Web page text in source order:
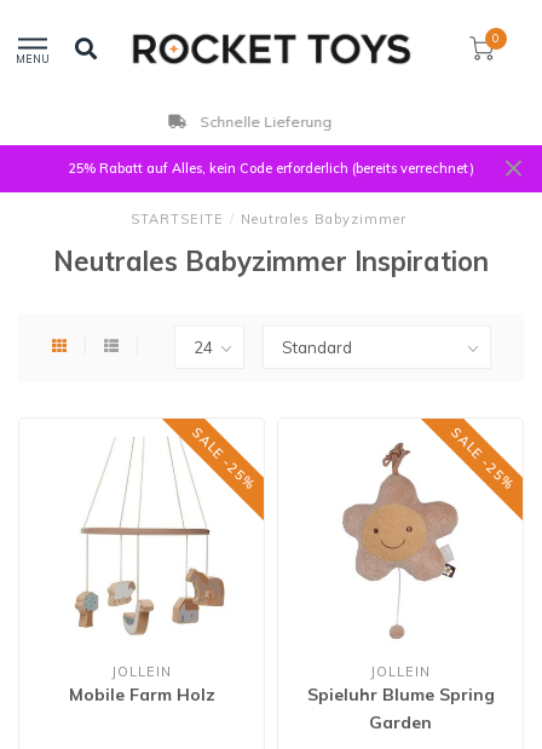
MENU
0
Kunden bewerten uns mit 9,3
25% Rabatt auf Alles, kein Code erforderlich (bereits verrechnet)
STARTSEITE / Neutrales Babyzimmer
Neutrales Babyzimmer Inspiration
SALE -25%
JOLLEIN
Mobile Farm Holz
SALE -25%
JOLLEIN
Spieluhr Blume Spring
Garden